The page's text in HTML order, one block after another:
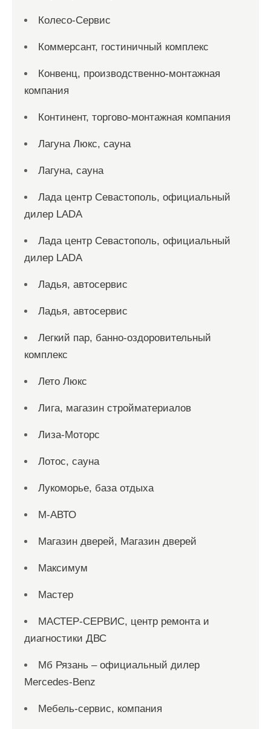
Колесо-Сервис
Коммерсант, гостиничный комплекс
Конвенц, производственно-монтажная
компания
Континент, торгово-монтажная компания
Лагуна Люкс, сауна
Лагуна, сауна
Лада центр Севастополь, официальный
дилер LADA
Лада центр Севастополь, официальный
дилер LADA
Ладья, автосервис
Ладья, автосервис
Легкий пар, банно-оздоровительный
комплекс
Лето Люкс
Лига, магазин стройматериалов
Лиза-Моторс
Лотос, сауна
Лукоморье, база отдыха
М-АВТО
Магазин дверей, Магазин дверей
Максимум
Мастер
МАСТЕР-СЕРВИС, центр ремонта и
диагностики ДВС
Мб Рязань – официальный дилер
Mercedes-Benz
Мебель-сервис, компания